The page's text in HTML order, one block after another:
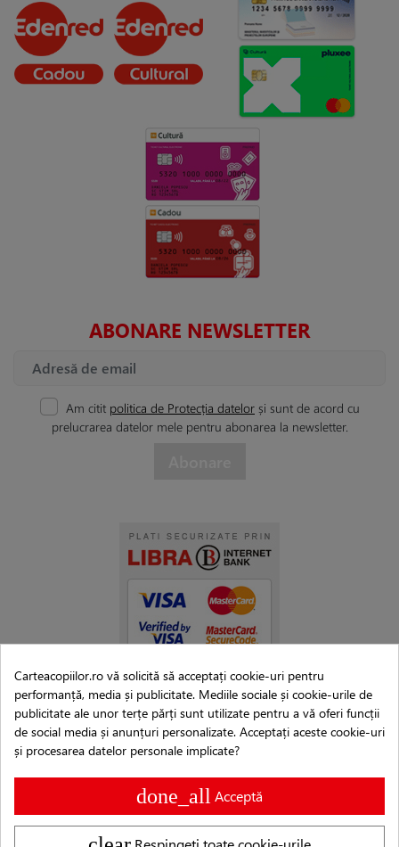
ABONARE NEWSLETTER
Am citit politica de Protecția datelor și sunt de acord cu
prelucrarea datelor mele pentru abonarea la newsletter.
Carteacopiilor.ro vă solicită să acceptați cookie-uri pentru
performanță, media și publicitate. Mediile sociale și cookie-urile de
publicitate ale unor terțe părți sunt utilizate pentru a vă oferi funcții
de social media și anunțuri personalizate. Acceptați aceste cookie-uri
și procesarea datelor personale implicate?
done_all Acceptă